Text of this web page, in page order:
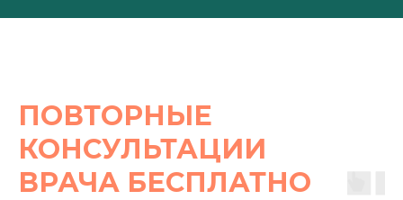
ПОВТОРНЫЕ
КОНСУЛЬТАЦИИ
ВРАЧА БЕСПЛАТНО